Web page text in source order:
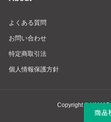
よくある質問
お問い合わせ
特定商取引法
個人情報保護方針
Copyright ©
商品